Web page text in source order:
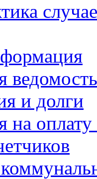
ведомость
и долги
на